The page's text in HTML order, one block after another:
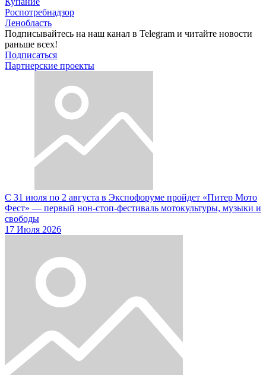
Роспотребнадзор
Ленобласть
Подписывайтесь на наш канал в Telegram и читайте новости
раньше всех!
Подписаться
Партнерские проекты
С 31 июля по 2 августа в Экспофоруме пройдет «Питер Мото
Фест» — первый нон-стоп-фестиваль мотокультуры, музыки и
свободы
17 Июля 2026